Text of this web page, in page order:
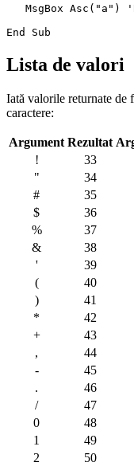
MsgBox Asc("a")
Lista de valori
Iată valorile returnate de
caractere:
Argument Rezultat
!
33
"
34
#
35
$
36
%
37
&
38
'
39
(
40
)
41
*
42
+
43
,
44
-
45
.
46
/
47
0
48
1
49
2
50